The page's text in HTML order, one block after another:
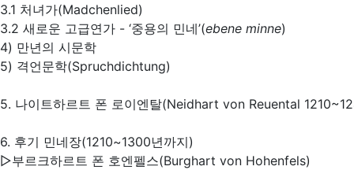
3.1 처녀가(Madchenlied)
3.2 새로운 고급연가 - ‘중용의 민네’(ebene minne)
4) 만년의 시문학
5) 격언문학(Spruchdichtung)
5. 나이트하르트 폰 로이엔탈(Neidhart von Reuental
6. 후기 민네장(1210~1300년까지)
▷부르크하르트 폰 호엔펠스(Burghart von Hohenfels)